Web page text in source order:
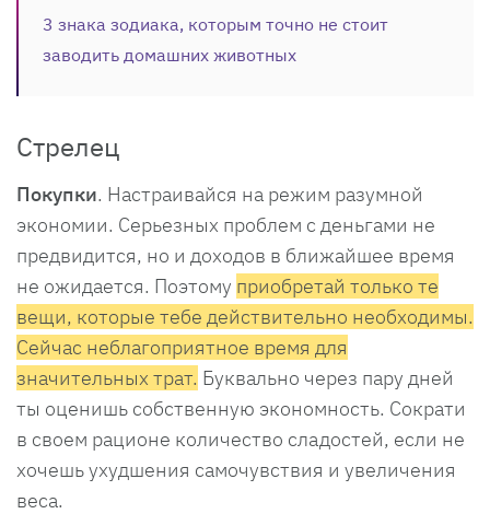
3 знака зодиака, которым точно не стоит
заводить домашних животных
Стрелец
Покупки. Настраивайся на режим разумной
экономии. Серьезных проблем с деньгами не
предвидится, но и доходов в ближайшее время
не ожидается. Поэтому приобретай только те
вещи, которые тебе действительно необходимы.
Сейчас неблагоприятное время для
значительных трат. Буквально через пару дней
ты оценишь собственную экономность. Сократи
в своем рационе количество сладостей, если не
хочешь ухудшения самочувствия и увеличения
веса.